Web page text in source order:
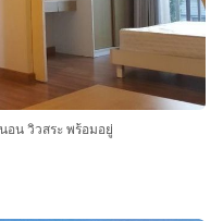
อน วิวสระ พร้อมอยู่